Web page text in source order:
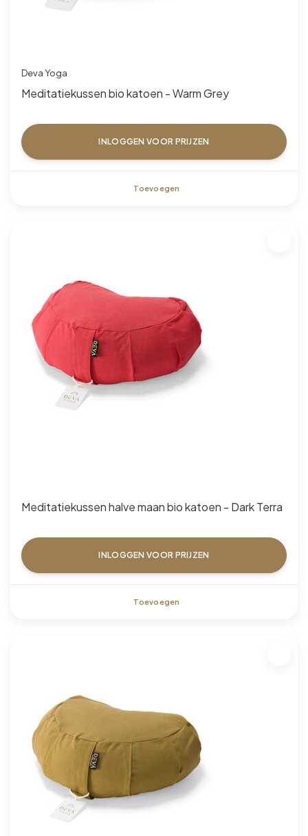
Deva Yoga
Meditatiekussen bio katoen - Warm Grey
INLOGGEN VOOR PRIJZEN
Toevoegen
Meditatiekussen halve maan bio katoen - Dark Terra
INLOGGEN VOOR PRIJZEN
Toevoegen